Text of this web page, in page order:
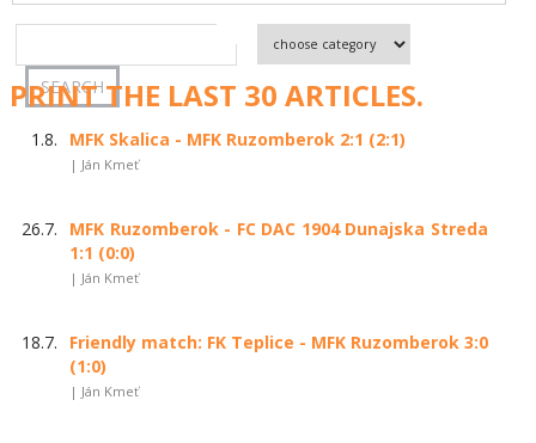
PRINT THE LAST 30 ARTICLES.
1.8. MFK Skalica - MFK Ruzomberok 2:1 (2:1)
| Ján Kmeť
26.7.
MFK Ruzomberok - FC DAC 1904 Dunajska Streda
1:1 (0:0)
| Ján Kmeť
18.7.
Friendly match: FK Teplice - MFK Ruzomberok 3:0
(1:0)
| Ján Kmeť